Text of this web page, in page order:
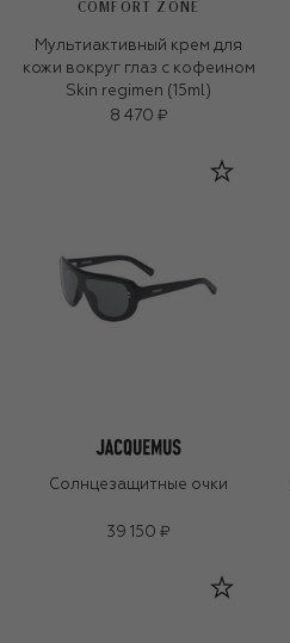
COMFORT ZONE
Мультиактивный крем для
кожи вокруг глаз с кофеином
Skin regimen (15ml)
8 470 ₽
Солнцезащитные очки
39 150 ₽